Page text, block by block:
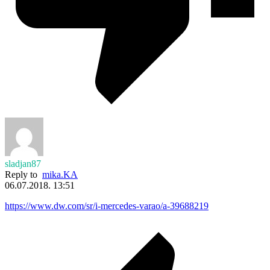
sladjan87
Reply to mika.KA
06.07.2018. 13:51
https://www.dw.com/sr/i-mercedes-varao/a-39688219